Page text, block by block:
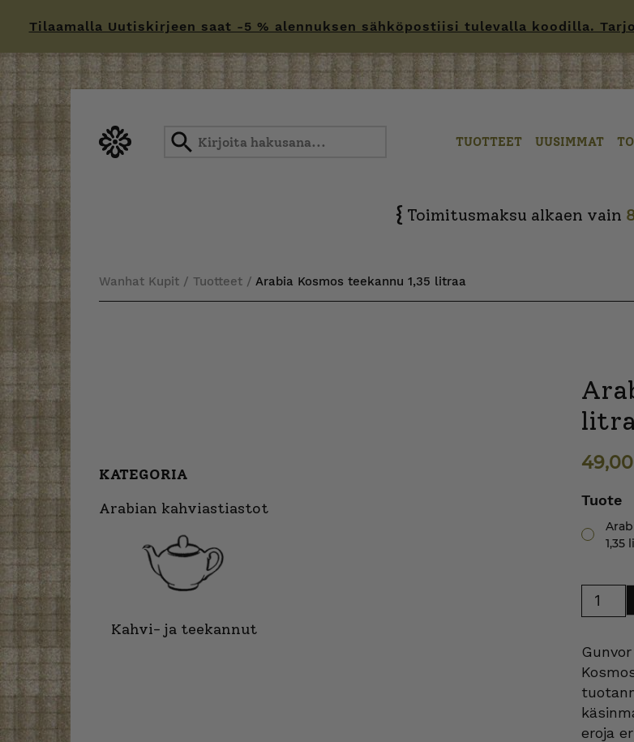
Tilaamalla Uutiskirjeen saat -5 % alennuksen sähköpostiisi tulevalla koodilla.
to
TUOTTEET UUSIMMAT
{ Toimitusmaksu alkaen vain
Wanhat Kupit / Tuotteet / Arabia Kosmos teekannu 1,35 litraa
KATEGORIA
Arabian kahviastiastot
Kahvi- ja teekannut
49,00
Tuote
1,35
Kosmos
määrä
eroja